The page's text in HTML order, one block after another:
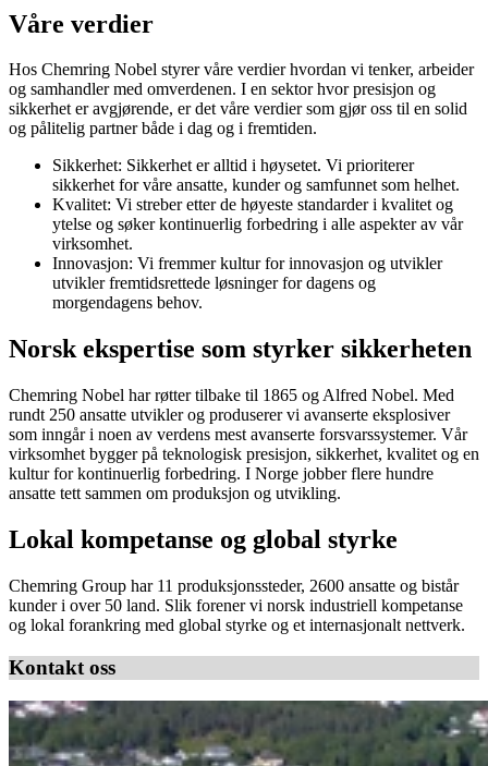
Våre verdier
Hos Chemring Nobel styrer våre verdier hvordan vi tenker, arbeider
og samhandler med omverdenen. I en sektor hvor presisjon og
sikkerhet er avgjørende, er det våre verdier som gjør oss til en solid
og pålitelig partner både i dag og i fremtiden.
Sikkerhet: Sikkerhet er alltid i høysetet. Vi prioriterer
sikkerhet for våre ansatte, kunder og samfunnet som helhet.
Kvalitet: Vi streber etter de høyeste standarder i kvalitet og
ytelse og søker kontinuerlig forbedring i alle aspekter av vår
virksomhet.
Innovasjon: Vi fremmer kultur for innovasjon og utvikler
utvikler fremtidsrettede løsninger for dagens og
morgendagens behov.
Norsk ekspertise som styrker sikkerheten
Chemring Nobel har røtter tilbake til 1865 og Alfred Nobel. Med
rundt 250 ansatte utvikler og produserer vi avanserte eksplosiver
som inngår i noen av verdens mest avanserte forsvarssystemer. Vår
virksomhet bygger på teknologisk presisjon, sikkerhet, kvalitet og en
kultur for kontinuerlig forbedring. I Norge jobber flere hundre
ansatte tett sammen om produksjon og utvikling.
Lokal kompetanse og global styrke
Chemring Group har 11 produksjonssteder, 2600 ansatte og bistår
kunder i over 50 land. Slik forener vi norsk industriell kompetanse
og lokal forankring med global styrke og et internasjonalt nettverk.
Kontakt oss